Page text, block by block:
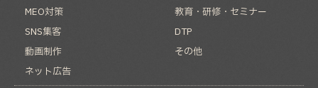
MEO対策
SNS集客
動画制作
ネット広告
教育・研修・セミナー
DTP
その他